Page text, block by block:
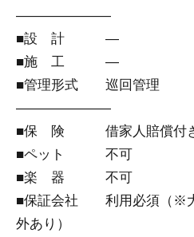
―――――――
■設 計 ―
■施 工 ―
■管理形式 巡回管理
―――――――
■保 険 借家人賠償付き
■ペット 不可
■楽 器 不可
■保証会社 利用必須（※大
外あり）